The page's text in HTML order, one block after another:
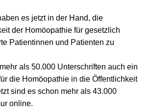
es jetzt in der Hand, die
der Homöopathie für gesetzlich
Patientinnen und Patienten zu
als 50.000 Unterschriften auch ein
die Homöopathie in die Öffentlichkeit
sind es schon mehr als 43.000
online.